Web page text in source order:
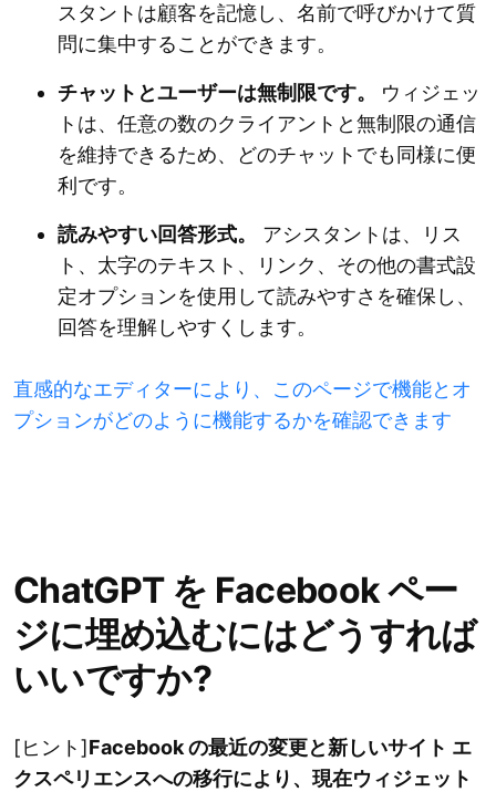
スタントは顧客を記憶し、名前で呼びかけて質
問に集中することができます。
チャットとユーザーは無制限です。 ウィジェッ
トは、任意の数のクライアントと無制限の通信
を維持できるため、どのチャットでも同様に便
利です。
読みやすい回答形式。
アシスタントは、リス
ト、太字のテキスト、リンク、その他の書式設
定オプションを使用して読みやすさを確保し、
回答を理解しやすくします。
直感的なエディターにより、このページで機能とオ
プションがどのように機能するかを確認できます
ChatGPT を Facebook ペー
ジに埋め込むにはどうすれば
いいですか?
[ヒント]Facebook の最近の変更と新しいサイト エ
クスペリエンスへの移行により、現在ウィジェット